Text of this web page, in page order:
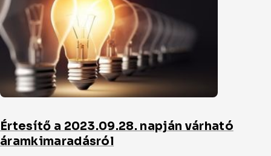
Értesítő a 2023.09.28. napján várható
áramkimaradásról